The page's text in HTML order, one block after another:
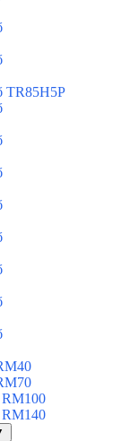
TR85H5P